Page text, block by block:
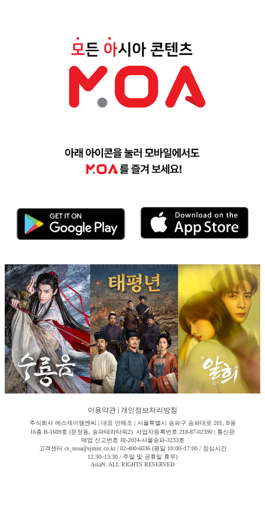
이용약관 개인정보처리방침
주식회사 에스제이엠엔씨 | 대표 안해조 | 서울특별시 송파구 송파대로 201, B동
16층 B-1609호 (문정동, 송파테라타워2) 사업자등록번호 218-87-02390 | 통신판
매업 신고번호 제-2024-서울송파-3233호
고객센터 cs_moa@sjmnc.co.kr | 02-400-6036 (평일 10:00~17:00 / 점심시간
12:30~13:30 / 주말 및 공휴일 휴무)
AsiaN. ALL RIGHTS RESERVED